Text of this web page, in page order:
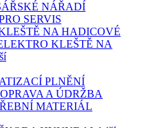
NÁŘADÍ
SERVIS
NA HADICOVÉ
KLEŠTĚ NA
PLNĚNÍ
OPRAVA A ÚDRŽBA
MATERIÁL